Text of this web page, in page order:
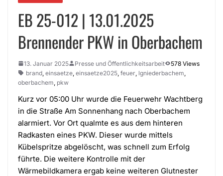
EB 25-012 | 13.01.2025
Brennender PKW in Oberbachem
13. Januar 2025 Presse und Öffentlichkeitsarbeit
578 Views
brand einsaetze einsaetze2025 feuer lgniederbachem
oberbachem pkw
Kurz vor 05:00 Uhr wurde die Feuerwehr Wachtberg
in die Straße Am Sonnenhang nach Oberbachem
alarmiert. Vor Ort qualmte es aus dem hinteren
Radkasten eines PKW. Dieser wurde mittels
Kübelspritze abgelöscht, was schnell zum Erfolg
führte. Die weitere Kontrolle mit der
Wärmebildkamera ergab keine weiteren Glutnester